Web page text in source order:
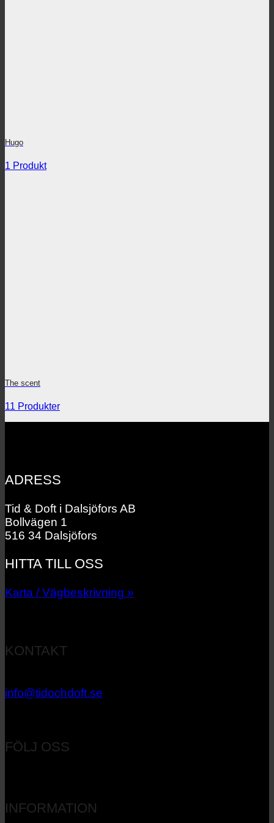
Hugo
1 Produkt
The scent
11 Produkter
ADRESS
Tid & Doft i Dalsjöfors AB
Bollvägen 1
516 34 Dalsjöfors
HITTA TILL OSS
Karta / Vägbeskrivning »
KONTAKT
info@tidochdoft.se
FÖLJ OSS
INFORMATION